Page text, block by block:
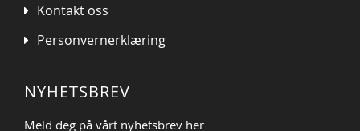
Kontakt oss
Personvernerklæring
NYHETSBREV
Meld deg på vårt nyhetsbrev her